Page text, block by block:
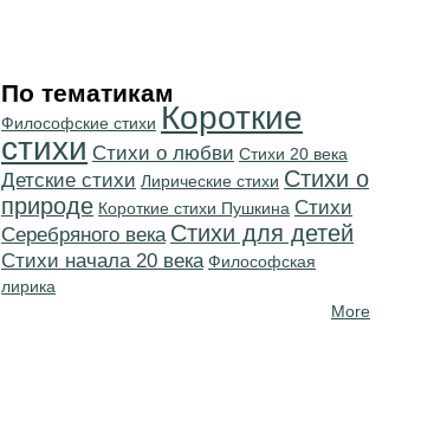
По тематикам
Философские стихи Короткие
стихи Стихи о любви Стихи 20 века
Детские стихи Лирические стихи Стихи о
природе Короткие стихи Пушкина Cтихи
Серебряного века Стихи для детей
Cтихи начала 20 века Философская
лирика
More